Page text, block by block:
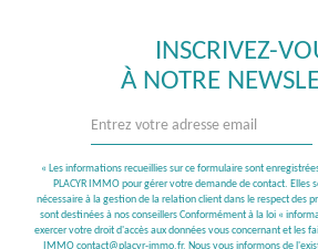
INSCRIVEZ-
À NOTRE
« Les informations recueillies sur ce formulaire sont
PLACYR IMMO pour gérer votre demande de contact. Elles
nécessaire à la gestion de la relation client dans le respect des
sont destinées à nos conseillers Conformément à la loi «
exercer votre droit d'accès aux données vous concernant et les
IMMO contact@placyr-immo.fr. Nous vous informons de